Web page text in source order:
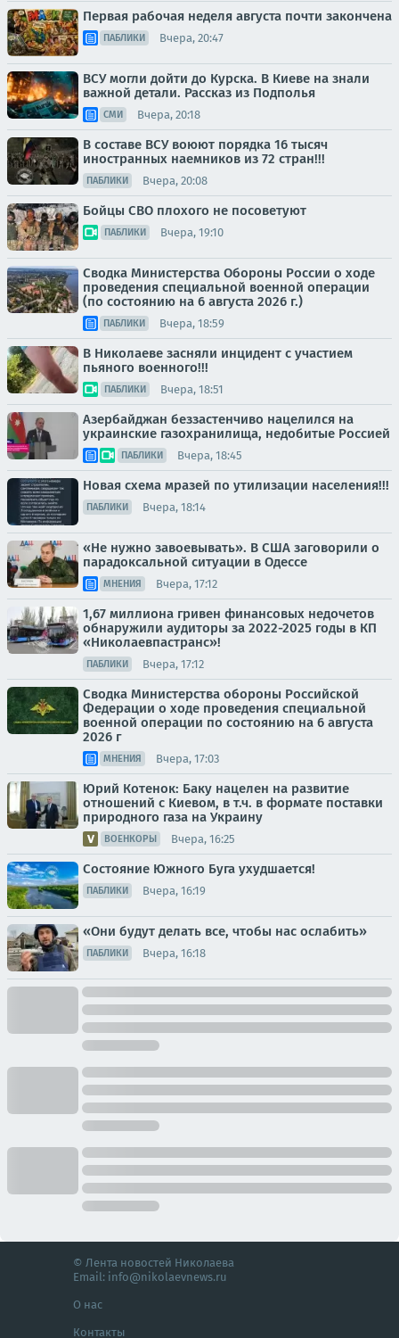
Первая рабочая неделя августа почти закончена
ПАБЛИКИ Вчера, 20:47
ВСУ могли дойти до Курска. В Киеве на знали
важной детали. Рассказ из Подполья
СМИ Вчера, 20:18
В составе ВСУ воюют порядка 16 тысяч
иностранных наемников из 72 стран!!!
ПАБЛИКИ Вчера, 20:08
Бойцы СВО плохого не посоветуют
ПАБЛИКИ Вчера, 19:10
Сводка Министерства Обороны России о ходе
проведения специальной военной операции
(по состоянию на 6 августа 2026 г.)
ПАБЛИКИ Вчера, 18:59
В Николаеве засняли инцидент с участием
пьяного военного!!!
ПАБЛИКИ Вчера, 18:51
Азербайджан беззастенчиво нацелился на
украинские газохранилища, недобитые Россией
ПАБЛИКИ Вчера, 18:45
Новая схема мразей по утилизации населения!!!
ПАБЛИКИ Вчера, 18:14
«Не нужно завоевывать». В США заговорили о
парадоксальной ситуации в Одессе
МНЕНИЯ Вчера, 17:12
1,67 миллиона гривен финансовых недочетов
обнаружили аудиторы за 2022-2025 годы в КП
«Николаевпастранс»!
ПАБЛИКИ Вчера, 17:12
Сводка Министерства обороны Российской
Федерации о ходе проведения специальной
военной операции по состоянию на 6 августа
2026 г
МНЕНИЯ Вчера, 17:03
Юрий Котенок: Баку нацелен на развитие
отношений с Киевом, в т.ч. в формате поставки
природного газа на Украину
ВОЕНКОРЫ Вчера, 16:25
Состояние Южного Буга ухудшается!
ПАБЛИКИ Вчера, 16:19
«Они будут делать все, чтобы нас ослабить»
ПАБЛИКИ Вчера, 16:18
© Лента новостей Николаева
Email: info@nikolaevnews.ru
О нас
Контакты